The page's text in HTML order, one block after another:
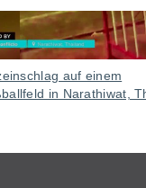
auf einem
in Narathiwat,